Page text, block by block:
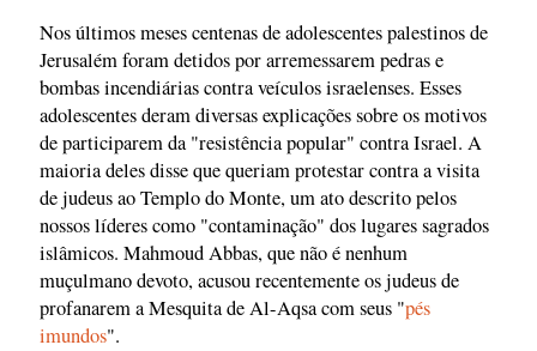
Nos últimos meses centenas de adolescentes palestinos de
Jerusalém foram detidos por arremessarem pedras e
bombas incendiárias contra veículos israelenses. Esses
adolescentes deram diversas explicações sobre os motivos
de participarem da "resistência popular" contra Israel. A
maioria deles disse que queriam protestar contra a visita
de judeus ao Templo do Monte, um ato descrito pelos
nossos líderes como "contaminação" dos lugares sagrados
islâmicos. Mahmoud Abbas, que não é nenhum
muçulmano devoto, acusou recentemente os judeus de
profanarem a Mesquita de Al-Aqsa com seus "pés
imundos".